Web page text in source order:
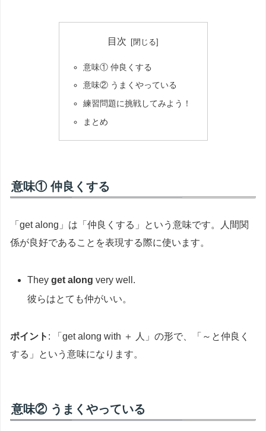
目次
意味① 仲良くする
意味② うまくやっている
練習問題に挑戦してみよう！
まとめ
意味① 仲良くする
「get along」は「仲良くする」という意味です。人間関
係が良好であることを表現する際に使います。
Theyget along very well.
彼らはとても仲がいい。
ポイント : 「get along with ＋ 人」の形で、「～と仲良く
する」という意味になります。
意味② うまくやっている